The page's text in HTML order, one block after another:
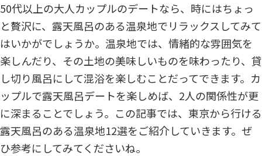
実録体験談
恋愛HOW TO
アラフィフシリーズ
R50恋愛小説
YouTubeコンテンツ
50代以上の大人カップルのデートなら、時にはちょっ
と贅沢に、露天風呂のある温泉地でリラックスしてみて
はいかがでしょうか。温泉地では、情緒的な雰囲気を
楽しんだり、その土地の美味しいものを味わったり、貸
し切り風呂にして混浴を楽しむことだってできます。カ
ップルで露天風呂デートを楽しめば、2人の関係性が更
に深まることでしょう。この記事では、東京から行ける
露天風呂のある温泉地12選をご紹介していきます。ぜ
ひ参考にしてみてくださいね。